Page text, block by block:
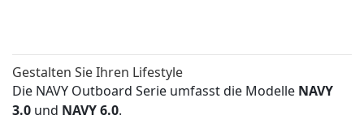
Gestalten Sie Ihren Lifestyle
Die NAVY Outboard Serie umfasst die Modelle NAVY
3.0 und NAVY 6.0.